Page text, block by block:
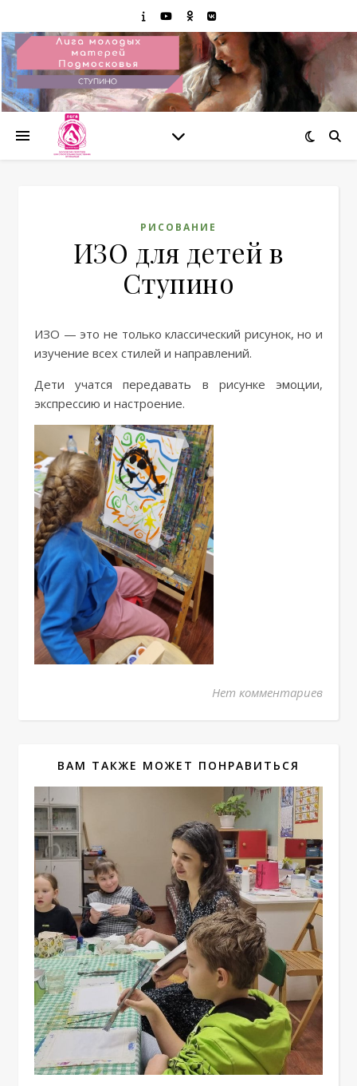
РИСОВАНИЕ
ИЗО для детей в
Ступино
ИЗО — это не только классический рисунок, но и
изучение всех стилей и направлений.
Дети учатся передавать в рисунке эмоции,
экспрессию и настроение.
Нет комментариев
ВАМ ТАКЖЕ МОЖЕТ ПОНРАВИТЬСЯ